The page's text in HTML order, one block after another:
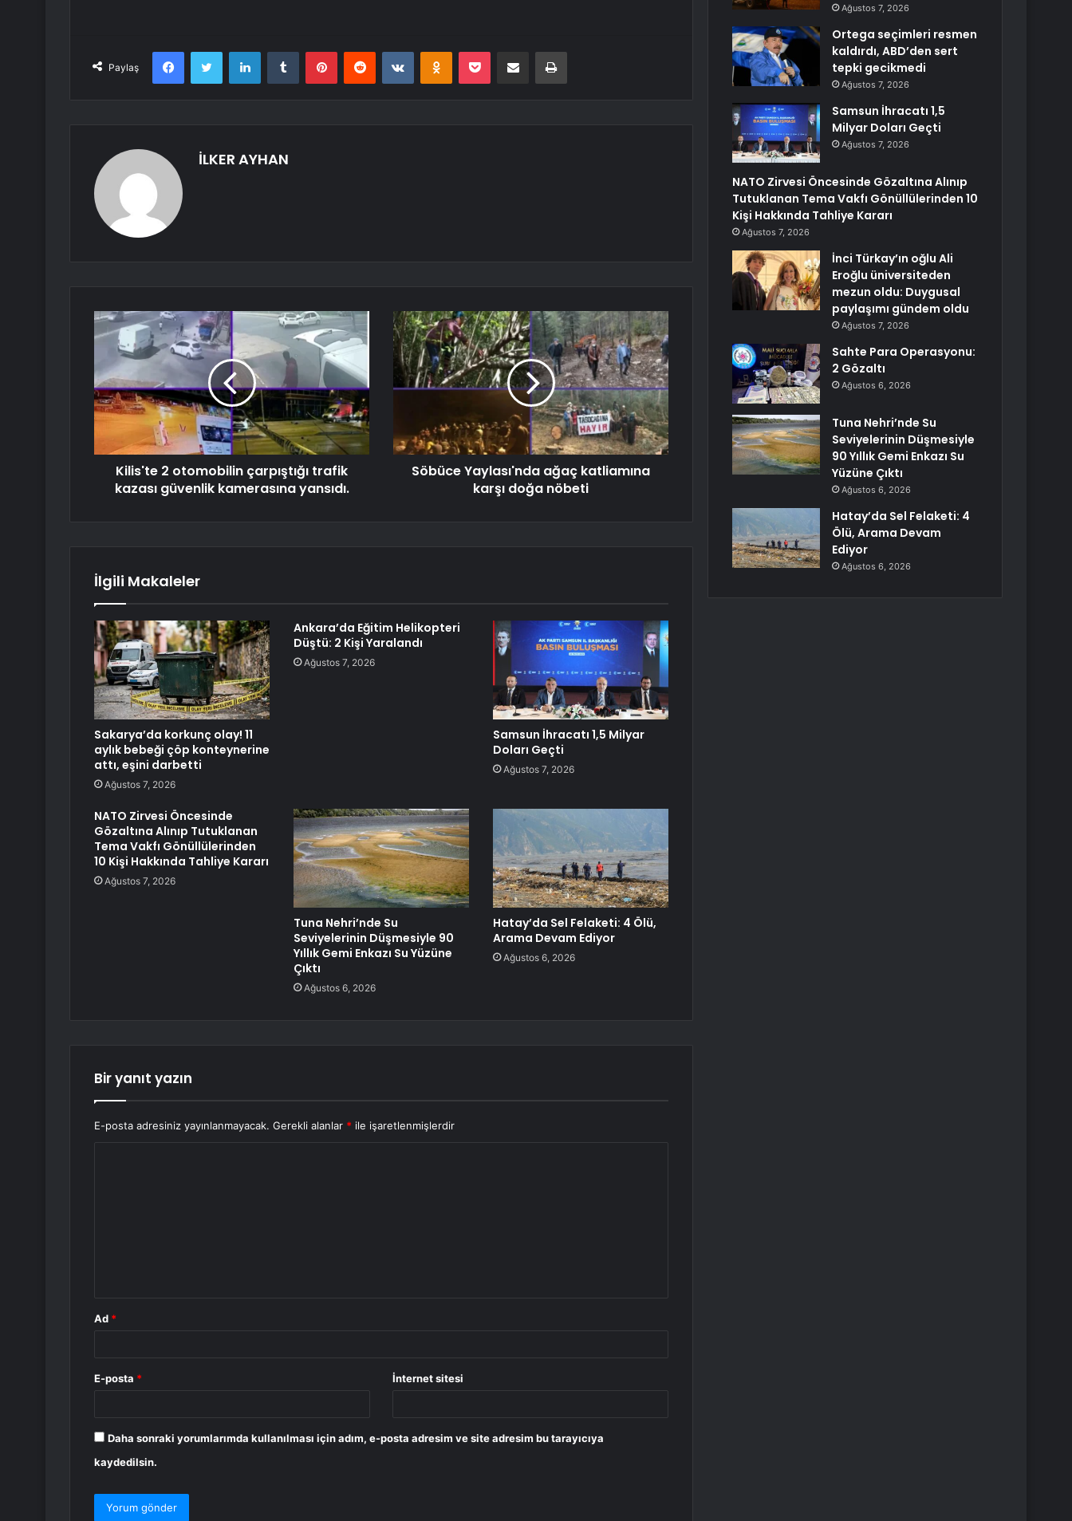
Paylaş
FacebookTwitter LinkedInTumblr PinterestReddit VKontakteOdnoklassniki
Pocket E-Posta ile paylaş Yazdır
İLKER AYHAN
Kilis'te 2 otomobilin çarpıştığı trafik
kazası güvenlik kamerasına yansıdı.
Söbüce Yaylası'nda ağaç katliamına
karşı doğa nöbeti
İlgili Makaleler
Sakarya’da korkunç olay! 11
aylık bebeği çöp konteynerine
attı, eşini darbetti
Ağustos 7, 2026
Ankara’da Eğitim Helikopteri
Düştü: 2 Kişi Yaralandı
Ağustos 7, 2026
Samsun İhracatı 1,5 Milyar
Doları Geçti
Ağustos 7, 2026
NATO Zirvesi Öncesinde
Gözaltına Alınıp Tutuklanan
Tema Vakfı Gönüllülerinden
10 Kişi Hakkında Tahliye Kararı
Ağustos 7, 2026
Tuna Nehri’nde Su
Seviyelerinin Düşmesiyle 90
Yıllık Gemi Enkazı Su Yüzüne
Çıktı
Ağustos 6, 2026
Hatay’da Sel Felaketi: 4 Ölü,
Arama Devam Ediyor
Ağustos 6, 2026
Bir yanıt yazın
E-posta adresiniz yayınlanmayacak. Gerekli alanlar * ile işaretlenmişlerdir
Ad *
E-posta * İnternet sitesi
Daha sonraki yorumlarımda kullanılması için adım, e-posta adresim ve site adresim bu tarayıcıya
kaydedilsin.
Ağustos 7, 2026
Ortega seçimleri resmen
kaldırdı, ABD’den sert
tepki gecikmedi
Ağustos 7, 2026
Samsun İhracatı 1,5
Milyar Doları Geçti
Ağustos 7, 2026
NATO Zirvesi Öncesinde Gözaltına Alınıp
Tutuklanan Tema Vakfı Gönüllülerinden 10
Kişi Hakkında Tahliye Kararı
Ağustos 7, 2026
İnci Türkay’ın oğlu Ali
Eroğlu üniversiteden
mezun oldu: Duygusal
paylaşımı gündem oldu
Ağustos 7, 2026
Sahte Para Operasyonu:
2 Gözaltı
Ağustos 6, 2026
Tuna Nehri’nde Su
Seviyelerinin Düşmesiyle
90 Yıllık Gemi Enkazı Su
Yüzüne Çıktı
Ağustos 6, 2026
Hatay’da Sel Felaketi: 4
Ölü, Arama Devam
Ediyor
Ağustos 6, 2026